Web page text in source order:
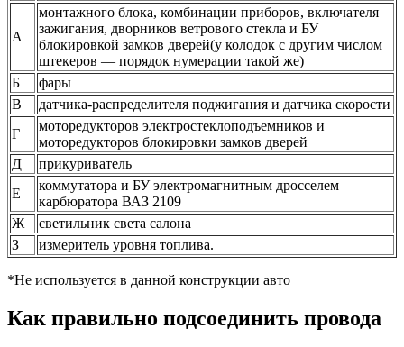
А
монтажного блока, комбинации приборов, включателя
зажигания, дворников ветрового стекла и БУ
блокировкой замков дверей(у колодок с другим числом
штекеров — порядок нумерации такой же)
Б
фары
В
датчика-распределителя поджигания и датчика скорости
Г
моторедукторов электростеклоподъемников и
моторедукторов блокировки замков дверей
Д
прикуриватель
Е
коммутатора и БУ электромагнитным дросселем
карбюратора ВАЗ 2109
Ж
светильник света салона
З
измеритель уровня топлива.
*Не используется в данной конструкции авто
Как правильно подсоединить провода